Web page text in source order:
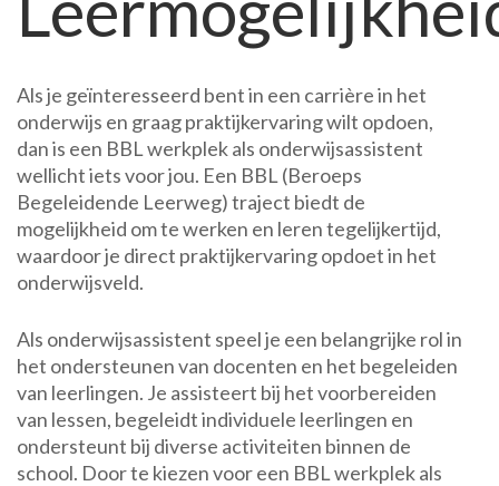
Als je geïnteresseerd bent in een carrière in het
onderwijs en graag praktijkervaring wilt opdoen,
dan is een BBL werkplek als onderwijsassistent
wellicht iets voor jou. Een BBL (Beroeps
Begeleidende Leerweg) traject biedt de
mogelijkheid om te werken en leren tegelijkertijd,
waardoor je direct praktijkervaring opdoet in het
onderwijsveld.
Als onderwijsassistent speel je een belangrijke rol in
het ondersteunen van docenten en het begeleiden
van leerlingen. Je assisteert bij het voorbereiden
van lessen, begeleidt individuele leerlingen en
ondersteunt bij diverse activiteiten binnen de
school. Door te kiezen voor een BBL werkplek als